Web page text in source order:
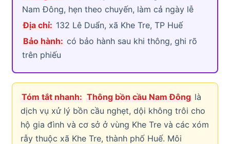
Nam Đông, hẹn theo chuyến, làm cả ngày lễ
Địa chỉ: 132 Lê Duẩn, xã Khe Tre, TP Huế
Bảo hành: có bảo hành sau khi thông, ghi rõ
trên phiếu
Tóm tắt nhanh: Thông bồn cầu Nam Đông là
dịch vụ xử lý bồn cầu nghẹt, dội không trôi cho
hộ gia đình và cơ sở ở vùng Khe Tre và các xóm
rẫy thuộc xã Khe Tre, thành phố Huế. Môi